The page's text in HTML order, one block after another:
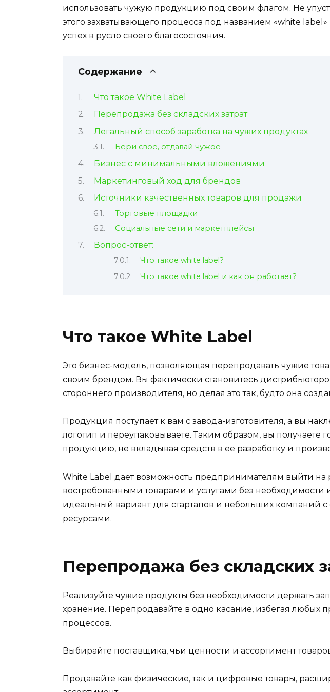
использовать чужую продукцию под своим флагом. Не
этого захватывающего процесса под названием «white
успех в русло своего благосостояния.
Содержание
Что такое White Label
Перепродажа без складских затрат
Легальный способ заработка на чужих продуктах
Бери свое, отдавай чужое
Бизнес с минимальными вложениями
Маркетинговый ход для брендов
Источники качественных товаров для продажи
Торговые площадки
Социальные сети и маркетплейсы
Вопрос-ответ:
Что такое white label?
Что такое white label и как он работает?
Что такое White Label
Это бизнес-модель, позволяющая перепродавать чужие
своим брендом. Вы фактически становитесь
стороннего производителя, но делая это так, будто она
Продукция поступает к вам с завода-изготовителя, а вы
логотип и переупаковываете. Таким образом, вы получаете
продукцию, не вкладывая средств в ее разработку и
White Label дает возможность предпринимателям выйти на
востребованными товарами и услугами без необходимости
идеальный вариант для стартапов и небольших компаний
ресурсами.
Перепродажа без складских
Реализуйте чужие продукты без необходимости держать
хранение. Перепродавайте в одно касание, избегая любых
процессов.
Выбирайте поставщика, чьи ценности и ассортимент
Продавайте как физические, так и цифровые товары,